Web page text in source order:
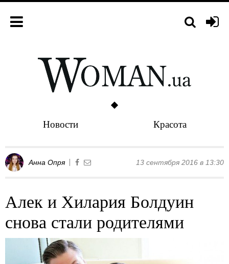
Новости Красота
Анна Опря 13 сентября 2016 в 13:30
Алек и Хилария Болдуин
снова стали родителями